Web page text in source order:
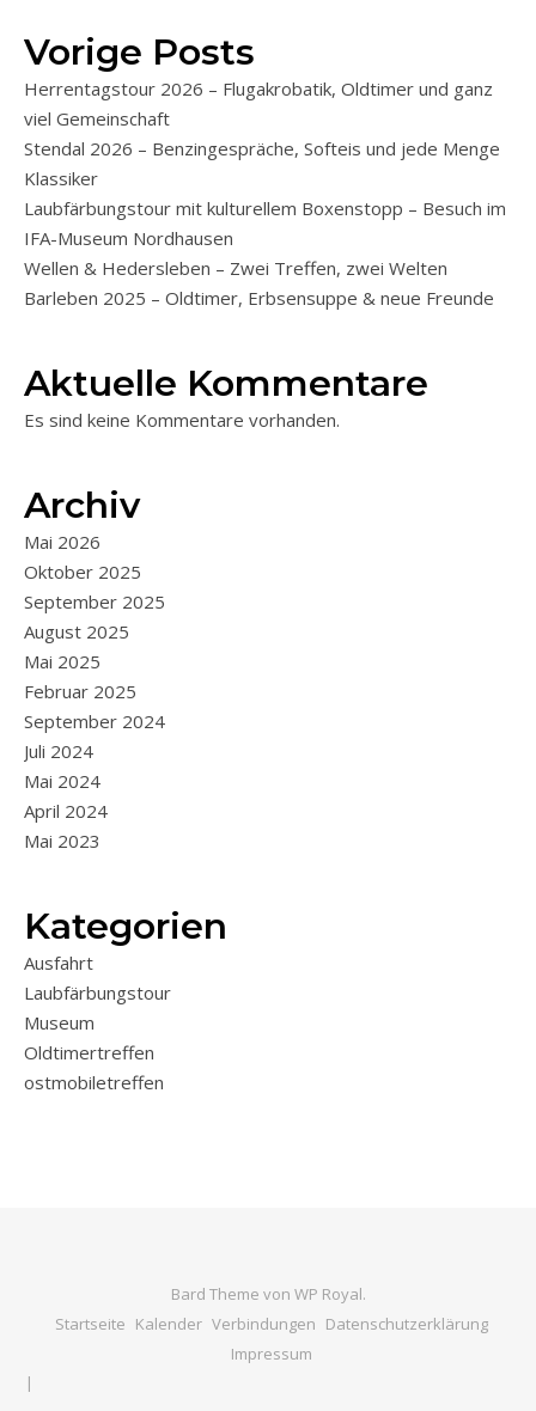
Vorige Posts
Herrentagstour 2026 – Flugakrobatik, Oldtimer und ganz
viel Gemeinschaft
Stendal 2026 – Benzingespräche, Softeis und jede Menge
Klassiker
Laubfärbungstour mit kulturellem Boxenstopp – Besuch im
IFA-Museum Nordhausen
Wellen & Hedersleben – Zwei Treffen, zwei Welten
Barleben 2025 – Oldtimer, Erbsensuppe & neue Freunde
Aktuelle Kommentare
Es sind keine Kommentare vorhanden.
Archiv
Mai 2026
Oktober 2025
September 2025
August 2025
Mai 2025
Februar 2025
September 2024
Juli 2024
Mai 2024
April 2024
Mai 2023
Kategorien
Ausfahrt
Laubfärbungstour
Museum
Oldtimertreffen
ostmobiletreffen
Bard Theme von WP Royal.
Startseite Kalender Verbindungen Datenschutzerklärung
Impressum